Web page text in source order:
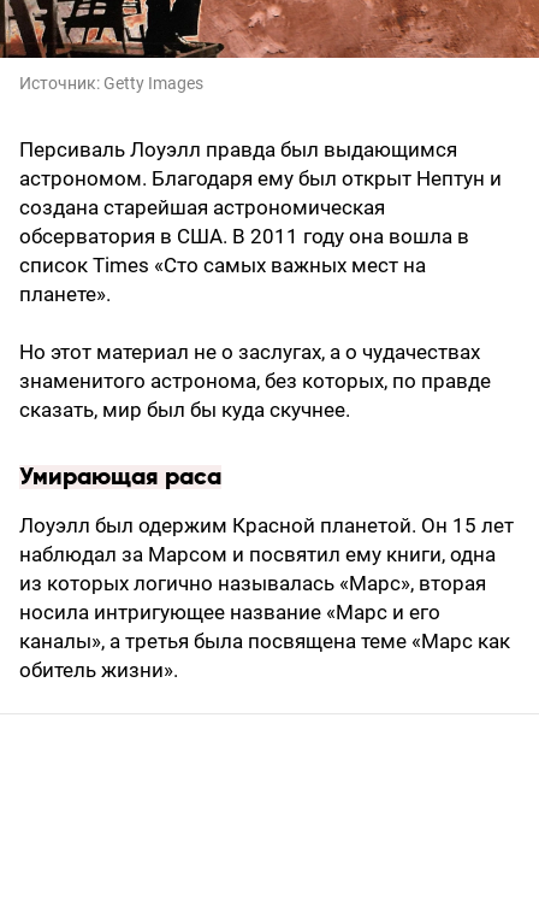
Источник: Getty Images
Персиваль Лоуэлл правда был выдающимся
астрономом. Благодаря ему был открыт Нептун и
создана старейшая астрономическая
обсерватория в США. В 2011 году она вошла в
список Times «Сто самых важных мест на
планете».
Но этот материал не о заслугах, а о чудачествах
знаменитого астронома, без которых, по правде
сказать, мир был бы куда скучнее.
Умирающая раса
Лоуэлл был одержим Красной планетой. Он 15 лет
наблюдал за Марсом и посвятил ему книги, одна
из которых логично называлась «Марс», вторая
носила интригующее название «Марс и его
каналы», а третья была посвящена теме «Марс как
обитель жизни».